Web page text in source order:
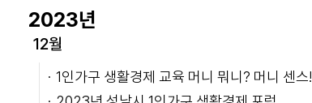
2023년
12월
1인가구 생활경제 교육 머니 뭐니? 머니 센스!